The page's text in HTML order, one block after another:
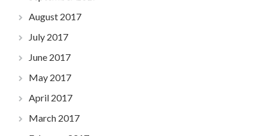
August 2017
July 2017
June 2017
May 2017
April 2017
March 2017